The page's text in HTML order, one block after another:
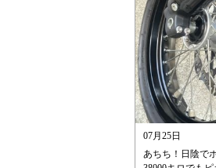
07月25日
あちち！日陰で